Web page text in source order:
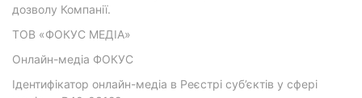
дозволу Компанії.
ТОВ «ФОКУС МЕДІА»
Онлайн-медіа ФОКУС
Ідентифікатор онлайн-медіа в Реєстрі суб’єктів у сфері